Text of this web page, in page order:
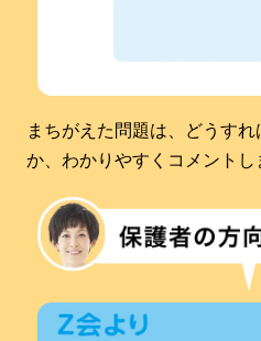
まちがえた問題は、どうす
か、わかりやすくコメントし